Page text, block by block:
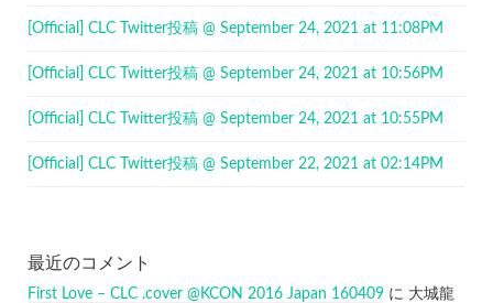
[Official] CLC Twitter投稿 @ September 24, 2021 at 11:08PM
[Official] CLC Twitter投稿 @ September 24, 2021 at 10:56PM
[Official] CLC Twitter投稿 @ September 24, 2021 at 10:55PM
[Official] CLC Twitter投稿 @ September 22, 2021 at 02:14PM
最近のコメント
First Love – CLC .cover @KCON 2016 Japan 160409 に 大城龍